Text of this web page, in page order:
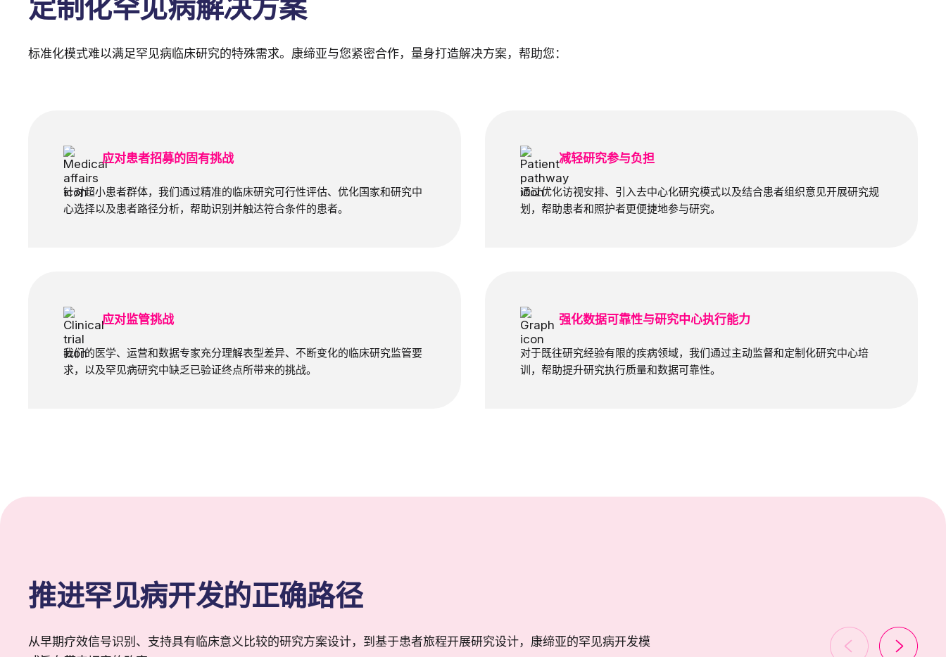
标准化模式难以满足罕见病临床研究的特殊需求。康缔亚与您紧密合作，量身打造解决方案，帮助您：
应对患者招募的固有挑战
针对超小患者群体，我们通过精准的临床研究可行性评估、优化国家和研究中
心选择以及患者路径分析，帮助识别并触达符合条件的患者。
减轻研究参与负担
通过优化访视安排、引入去中心化研究模式以及结合患者组织意见开展研究规
划，帮助患者和照护者更便捷地参与研究。
应对监管挑战
我们的医学、运营和数据专家充分理解表型差异、不断变化的临床研究监管要
求，以及罕见病研究中缺乏已验证终点所带来的挑战。
强化数据可靠性与研究中心执行能力
对于既往研究经验有限的疾病领域，我们通过主动监督和定制化研究中心培
训，帮助提升研究执行质量和数据可靠性。
推进罕见病开发的正确路径
从早期疗效信号识别、支持具有临床意义比较的研究方案设计，到基于患者旅程开展研究设计，康缔亚的罕见病开发模